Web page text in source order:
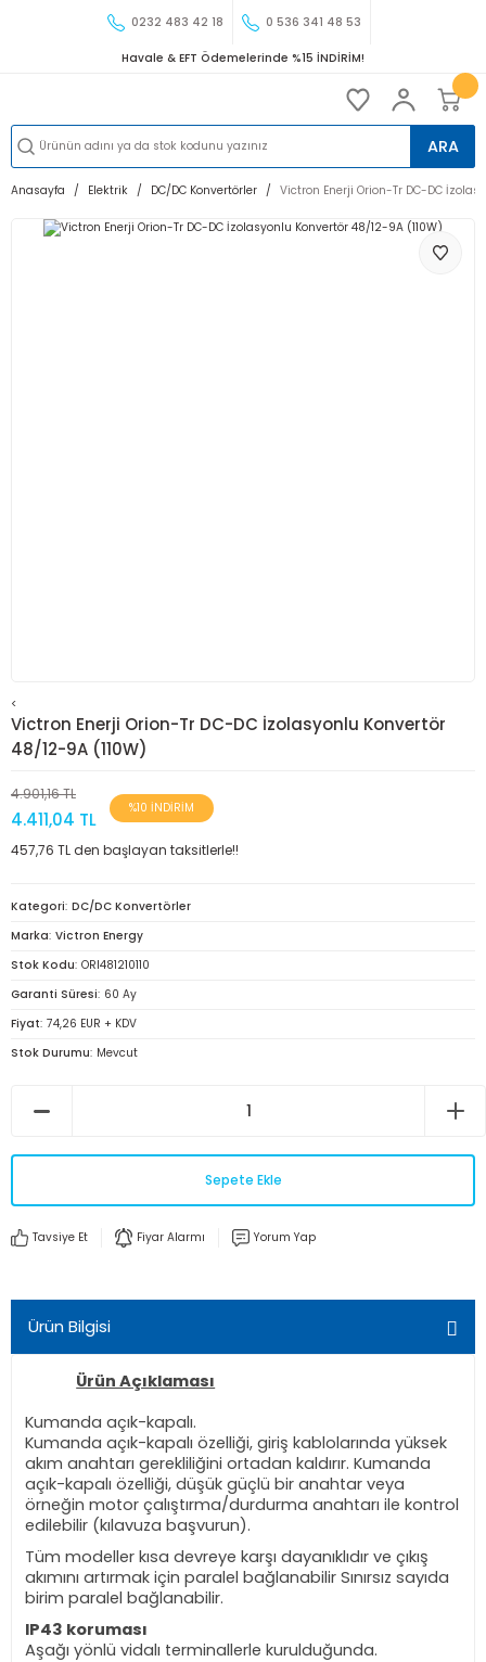
0232 483 42 18 0 536 341 48 53
Havale & EFT Ödemelerinde %15 İNDİRİM!
ARA
Anasayfa Elektrik DC/DC Konvertörler Victron Enerji Orion-Tr DC-DC
<
Victron Enerji Orion-Tr DC-DC İzolasyonlu Konvertör
48/12-9A (110W)
4.901,16 TL
4.411,04 TL
%10 İNDİRİM
457,76 TL den başlayan taksitlerle!!
Kategori DC/DC Konvertörler
Marka Victron Energy
Stok Kodu ORI481210110
Garanti Süresi 60 Ay
Fiyat 74,26 EUR + KDV
Stok Durumu Mevcut
Sepete Ekle
Tavsiye Et Fiyar Alarmı Yorum Yap
Ürün Bilgisi
Ürün Açıklaması
Kumanda açık-kapalı.
Kumanda açık-kapalı özelliği, giriş kablolarında yüksek
akım anahtarı gerekliliğini ortadan kaldırır. Kumanda
açık-kapalı özelliği, düşük güçlü bir anahtar veya
örneğin motor çalıştırma/durdurma anahtarı ile kontrol
edilebilir (kılavuza başvurun).
Tüm modeller kısa devreye karşı dayanıklıdır ve çıkış
akımını artırmak için paralel bağlanabilir Sınırsız sayıda
birim paralel bağlanabilir.
IP43 koruması
Aşağı yönlü vidalı terminallerle kurulduğunda.